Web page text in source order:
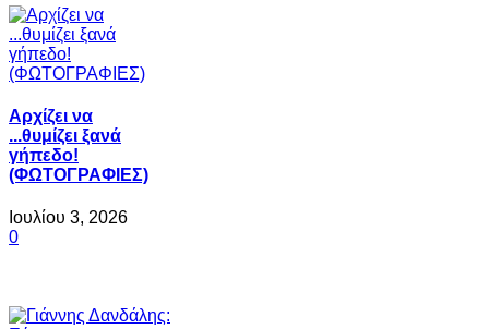
Αρχίζει να
...θυμίζει ξανά
γήπεδο!
(ΦΩΤΟΓΡΑΦΙΕΣ)
Ιουλίου 3, 2026
0